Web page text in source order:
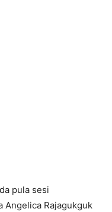
pula sesi
Angelica Rajagukguk